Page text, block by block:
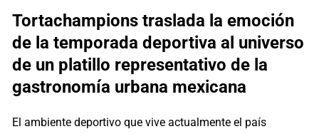
Tortachampions traslada la emoción
de la temporada deportiva al universo
de un platillo representativo de la
gastronomía urbana mexicana
El ambiente deportivo que vive actualmente el país